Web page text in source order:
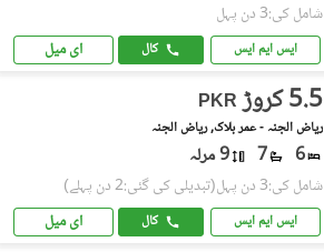
شامل کی:3 دن پہل
ایس ایم ایس کال ای میل
PKR 5.5 کروڑ
ریاض الجنہ - عمر بلاک, ریاض الجنہ
6
7 9 مرلہ
شامل کی:3 دن پہل (تبدیلی کی گئی:2 دن پہلے)
ایس ایم ایس کال ای میل